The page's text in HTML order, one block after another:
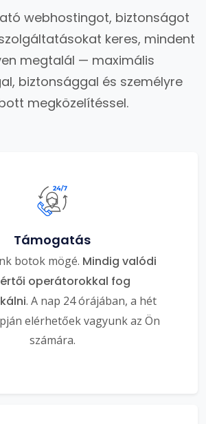
webhostingot, biztonságot
keres, mindent
megtalál — maximális
biztonsággal és személyre
megközelítéssel.
Támogatás
botok mögé. Mindig valódi
operátorokkal fog
. A nap 24 órájában, a hét
elérhetőek vagyunk az Ön
számára.